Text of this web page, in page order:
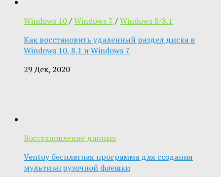
Windows 10/Windows 7 /Windows 8/8.1
Как восстановить удаленный раздел диска в
Windows 10, 8.1 и Windows 7
29 Дек, 2020
Восстановление данных
Ventoy бесплатная программа для создания
мультизагрузочной флешки